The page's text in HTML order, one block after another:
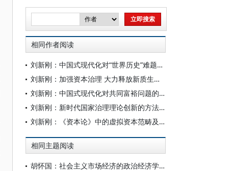
相同作者阅读
刘新刚：中国式现代化对“世界历史”难题的解答及其世界历史意义
刘新刚：加强资本治理 大力释放新质生产力
刘新刚：中国式现代化对共同富裕问题的解答及其世界历史意义
刘新刚：新时代国家治理理论创新的方法论
刘新刚：《资本论》中的虚拟资本范畴及其中国语境
相同主题阅读
胡怀国：社会主义市场经济的政治经济学解析